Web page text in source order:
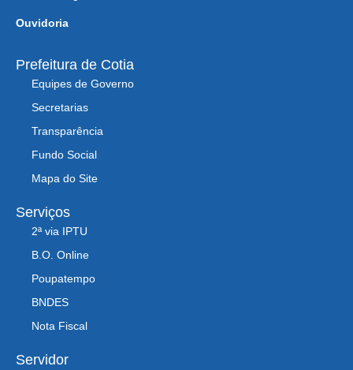
Ouvidoria
Prefeitura de Cotia
Equipes de Governo
Secretarias
Transparência
Fundo Social
Mapa do Site
Serviços
2ª via IPTU
B.O. Online
Poupatempo
BNDES
Nota Fiscal
Servidor